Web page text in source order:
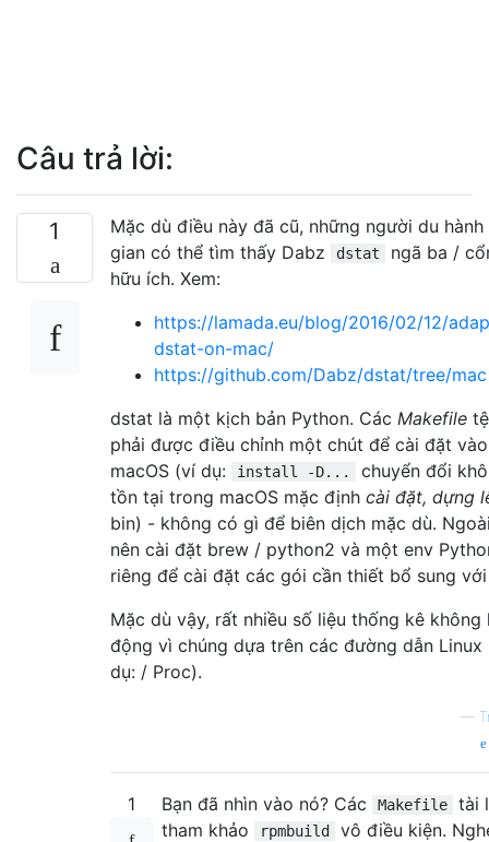
Câu trả lời:
1
Mặc dù điều này đã cũ, những người du
gian có thể tìm thấy Dabz
dstat
ngã ba /
hữu ích. Xem:
https://lamada.eu/blog/2016/02/12/
dstat-on-mac/
https://github.com/Dabz/dstat/tree/mac
dstat là một kịch bản Python. Các Makefile
phải được điều chỉnh một chút để cài đặt vào
macOS (ví dụ:
install -D...
chuyển đổi
tồn tại trong macOS mặc định cài đặt, dựng
bin) - không có gì để biên dịch mặc dù.
nên cài đặt brew / python2 và một env
riêng để cài đặt các gói cần thiết bổ sung
Mặc dù vậy, rất nhiều số liệu thống kê không
động vì chúng dựa trên các đường dẫn Linux
dụ: / Proc).
—
1 Bạn đã nhìn vào nó? Các Makefile
tài
tham khảo
rpmbuild
vô điều kiện.